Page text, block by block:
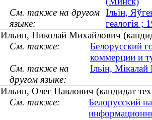
См. также на другом
языке:
Ільін,
геалогія
Ильин, Николай Михайлович
См. также:
Белорусский
коммерции и
См. также на
другом языке:
Ільін,
Ильин, Олег Павлович (кандидат
См. также:
Белорусский